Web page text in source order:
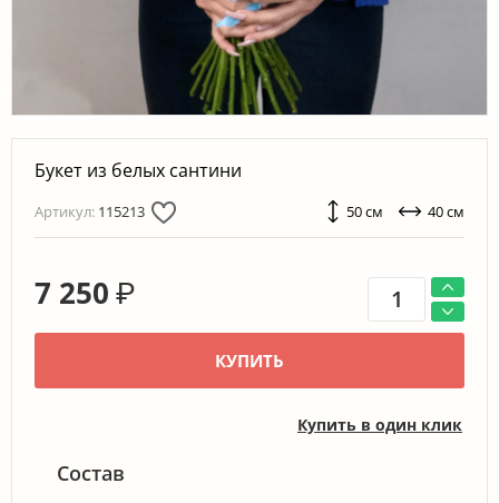
Букет из белых сантини
Артикул: 115213 50 см 40 см
7 250 ₽
КУПИТЬ
Купить в один клик
Состав